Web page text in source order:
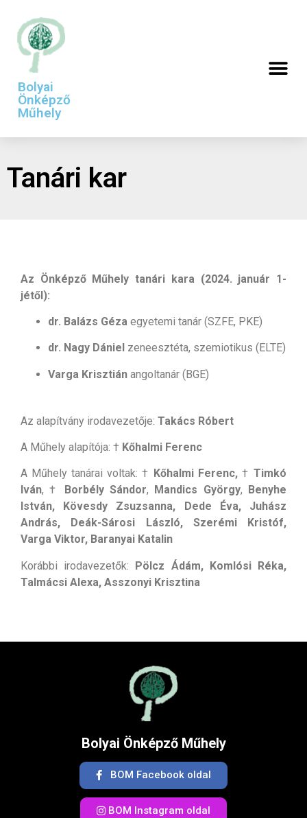
Bolyai
Önképző
Műhely
Tanári kar
Az Önképző Műhely tanári kara (2024. január 1-
jétől):
dr. Balázs Géza egyetemi tanár (SZFE, PKE)
dr. Nagy Dániel zeneesztéta, szemiotikus (ELTE)
Varga Krisztián angoltanár (BGE)
Az alapítvány irodavezetője: Takács Róbert
A Műhely alapítója: † Kőhalmi Ferenc
A Műhely tanárai voltak: † Kőhalmi Ferenc, † Timkó
Iván, † Borbély Sándor, Mandics György,
Benyhe
István, Kövesdy Zsuzsanna, Dede Éva, Juhász
András, Deák-Sárosi László, Szerémi Kristóf,
Varga Viktor, Baranyai Katalin
Korábbi irodavezetők: Pölcz Ádám, Komlósi Réka,
Talmácsi Alexa, Asszonyi Krisztina
Bolyai Önképző Műhely
BOM Facebook oldal
BOM Instagram oldal